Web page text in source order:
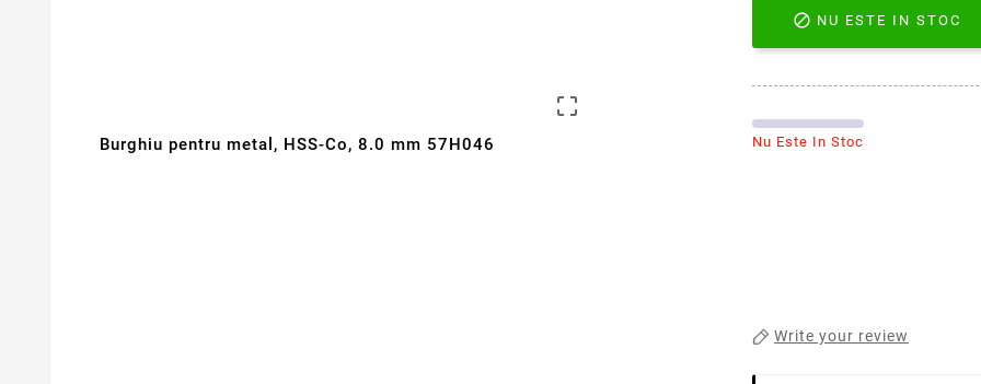

Burghiu pentru metal, HSS-Co, 8.0 mm 57H046
 NU ESTE IN STOC
Nu Este In Stoc
Write your review